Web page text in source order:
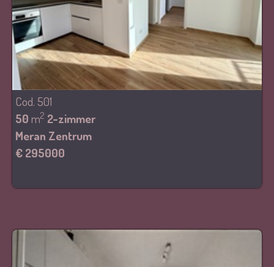
Cod. 501
50 m2 2-zimmer
Meran Zentrum
€ 295000